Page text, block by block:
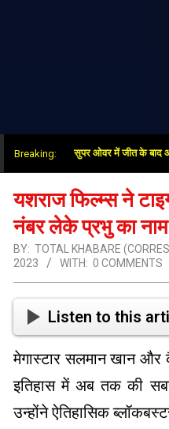
Breaking:
साथ दिया”: सुपर ओवर में जीत के बाद आउटर
यशराज फिल्म्स ने
नंबर लेके प्रभु का नाम
BY: TOTAL KHABARE
2023
WITH: 0 COMMENTS
Listen to this
मेगास्टार सलमान खान और
इतिहास में अब तक की
उन्होंने ऐतिहासिक